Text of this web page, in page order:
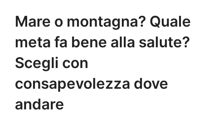
Mare o montagna? Quale
meta fa bene alla salute?
Scegli con
consapevolezza dove
andare